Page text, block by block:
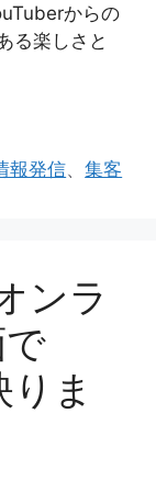
からの
る楽しさと
報発信、集客
ンラ
ま